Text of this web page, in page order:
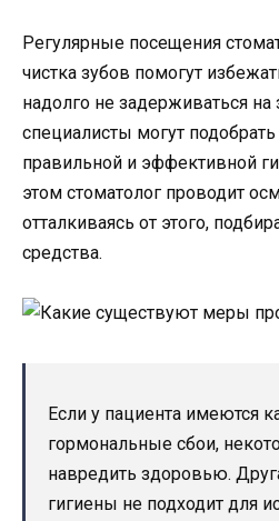
Регулярные посещения
чистка зубов помогут
надолго не задерживаться
специалисты могут
правильной и эффективной
этом стоматолог проводит
отталкиваясь от этого,
средства.
Если у пациента имеются
гормональные сбои,
навредить здоровью.
гигиены не подходит для